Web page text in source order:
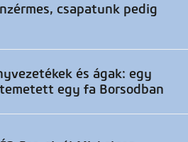
csapatunk pedig
és ágak: egy
egy fa Borsodban